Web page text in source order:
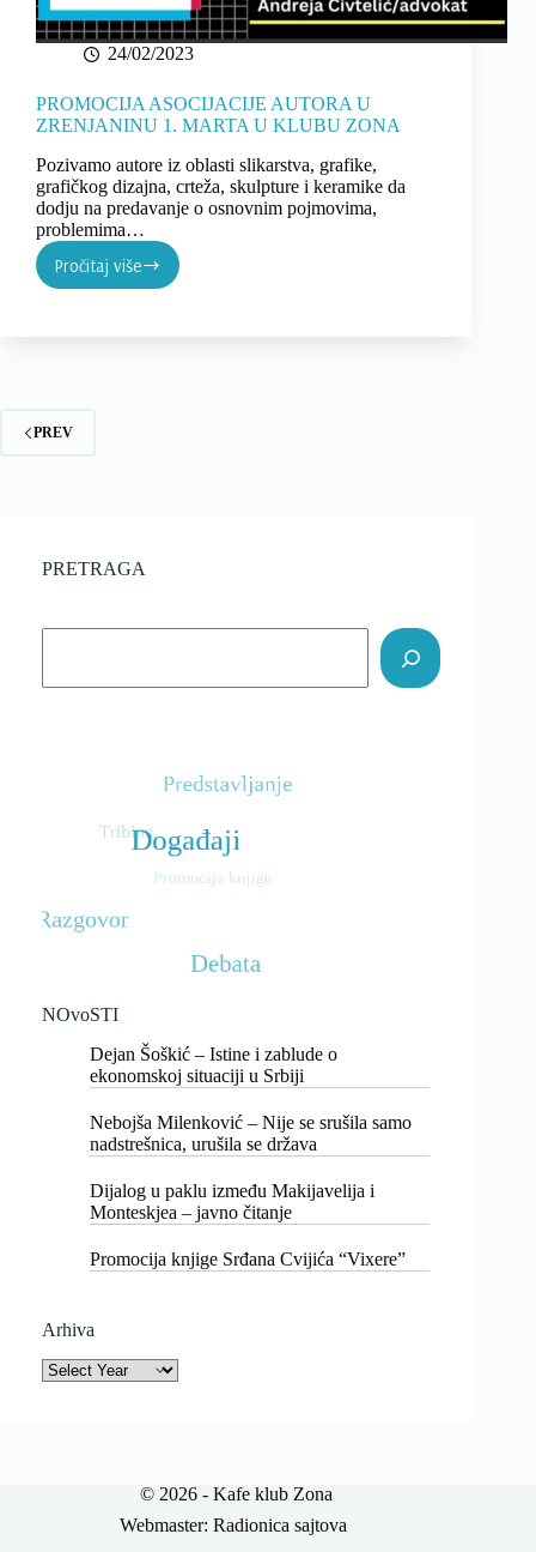
24/02/2023
PROMOCIJA ASOCIJACIJE AUTORA U
ZRENJANINU 1. MARTA U KLUBU ZONA
Pozivamo autore iz oblasti slikarstva, grafike,
grafičkog dizajna, crteža, skulpture i keramike da
dodju na predavanje o osnovnim pojmovima,
problemima…
Pročitaj višePROMOCIJA
U
PREV
PRETRAGA
NOvoSTI
Dejan Šoškić – Istine i zablude o
ekonomskoj situaciji u Srbiji
Nebojša Milenković – Nije se srušila samo
nadstrešnica, urušila se država
Dijalog u paklu između Makijavelija i
Monteskjea – javno čitanje
Promocija knjige Srđana Cvijića “Vixere”
Arhiva
Archives
© 2026 - Kafe klub Zona
Webmaster:Radionica sajtova